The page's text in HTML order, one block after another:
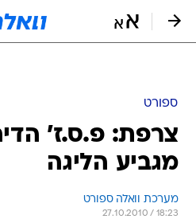
ספורט
צרפת: פ.ס.ז'
מגביע הליגה
מערכת וואלה ספורט
27.10.2010 / 18:23